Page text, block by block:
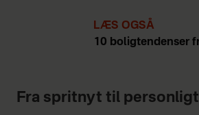
LÆS OGSÅ
10 boligtendenser
Fra spritnyt til personligt